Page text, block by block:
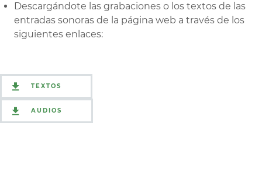
Descargándote las grabaciones o los textos de las
entradas sonoras de la página web a través de los
siguientes enlaces:
TEXTOS
AUDIOS